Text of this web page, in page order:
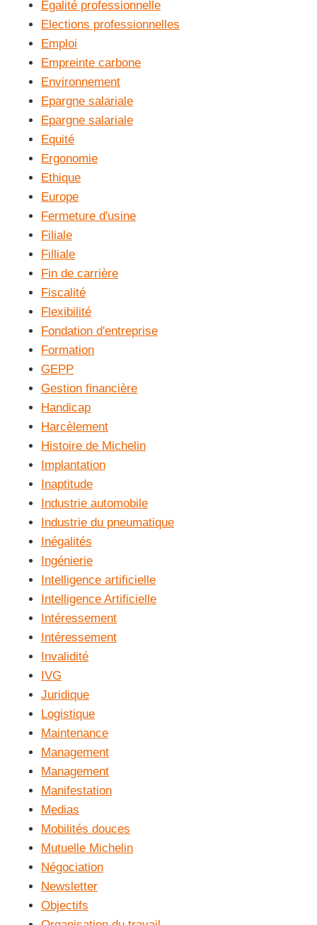
Egalité professionnelle
Elections professionnelles
Emploi
Empreinte carbone
Environnement
Epargne salariale
Epargne salariale
Equité
Ergonomie
Ethique
Europe
Fermeture d'usine
Filiale
Filliale
Fin de carrière
Fiscalité
Flexibilité
Fondation d'entreprise
Formation
GEPP
Gestion financière
Handicap
Harcèlement
Histoire de Michelin
Implantation
Inaptitude
Industrie automobile
Industrie du pneumatique
Inégalités
Ingénierie
Intelligence artificielle
Intelligence Artificielle
Intéressement
Intéressement
Invalidité
IVG
Juridique
Logistique
Maintenance
Management
Management
Manifestation
Medias
Mobilités douces
Mutuelle Michelin
Négociation
Newsletter
Objectifs